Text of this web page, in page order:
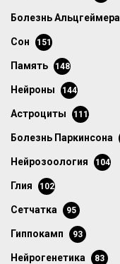
болезнь Альцгеймера
сон 151
память 148
нейроны 144
астроциты 111
болезнь Паркинсона
нейрозоология 104
глия 102
сетчатка 95
гиппокамп 93
нейрогенетика 83